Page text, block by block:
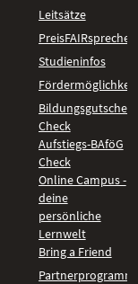
Leitsätze
PreisFAIRsprechen
Studieninfos
Bildungsgutschein
Check
Aufstiegs-BAföG
Check
Online Campus -
deine
persönliche
Lernwelt
Bring a Friend
Partnerprogramm